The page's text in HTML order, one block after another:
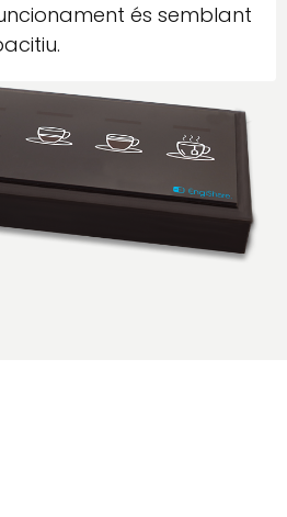
és semblant